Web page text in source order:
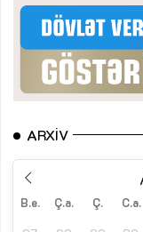
ARXIV
B.e. Ç.a. Ç. C.a.